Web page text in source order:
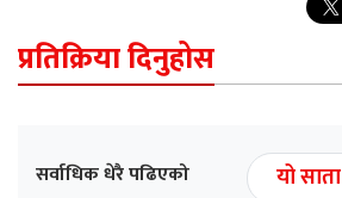
प्रतिक्रिया दिनुहोस
सर्वाधिक धेरै पढिएको
यो साता